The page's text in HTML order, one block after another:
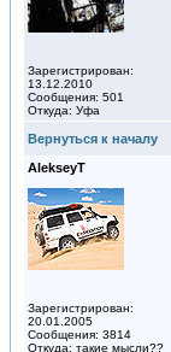
Зарегистрирован:
13.12.2010
Сообщения: 501
Откуда: Уфа
Вернуться к началу
AlekseyT
Зарегистрирован:
20.01.2005
Сообщения: 3814
Откуда: такие мысли??